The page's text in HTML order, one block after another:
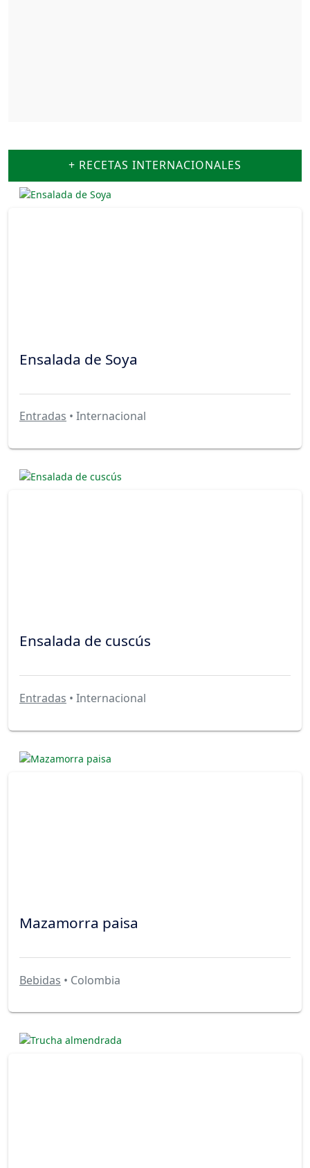
+ RECETAS INTERNACIONALES
Ensalada de Soya
Entradas • Internacional
Ensalada de cuscús
Entradas • Internacional
Mazamorra paisa
Bebidas • Colombia